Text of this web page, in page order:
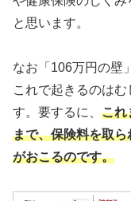
と思います。
なお「106万円の壁
これで起きるのは
す。要するに、 これ
まで、保険料を取
がおこるのです。